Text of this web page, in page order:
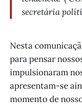
secretária
Nesta
para pensar
impulsionaram
apresentam-se
momento de